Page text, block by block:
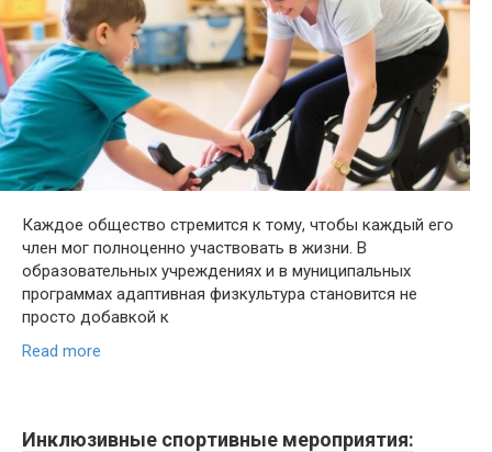
Каждое общество стремится к тому, чтобы каждый его
член мог полноценно участвовать в жизни. В
образовательных учреждениях и в муниципальных
программах адаптивная физкультура становится не
просто добавкой к
Read more
Инклюзивные спортивные мероприятия: